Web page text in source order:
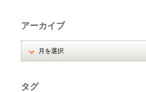
アーカイブ
タグ